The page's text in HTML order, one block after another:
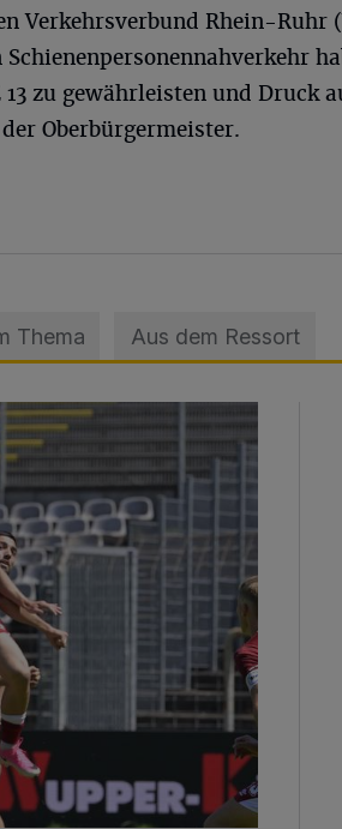
Verkehrsverbund Rhein-Ruhr
zu gewährleisten und Druck
Oberbürgermeister.
Thema Aus dem Ressort